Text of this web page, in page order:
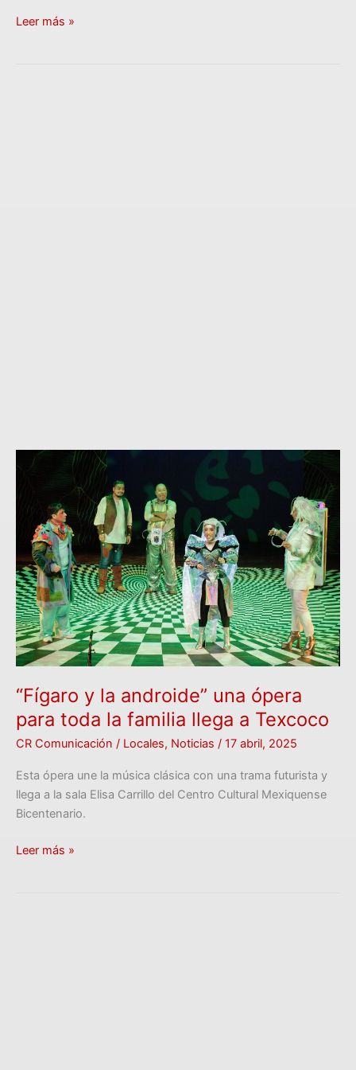
Leer más »
“Fígaro y la androide” una ópera
para toda la familia llega a Texcoco
CR Comunicación / Locales, Noticias / 17 abril, 2025
Esta ópera une la música clásica con una trama futurista y
llega a la sala Elisa Carrillo del Centro Cultural Mexiquense
Bicentenario.
“Fígaro
la
androide”
una
ópera
para
toda
la
familia
llega
a
Texcoco
Leer más »